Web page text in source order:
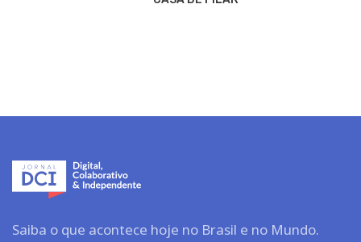
Saiba o que acontece hoje no Brasil e no Mundo.